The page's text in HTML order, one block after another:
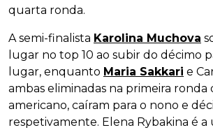
quarta ronda.
A semi-finalista Karolina Muchova
lugar no top 10 ao subir do décimo
lugar, enquanto Maria Sakkari e
ambas eliminadas na primeira ronda
americano, caíram para o nono e
respetivamente. Elena Rybakina é a